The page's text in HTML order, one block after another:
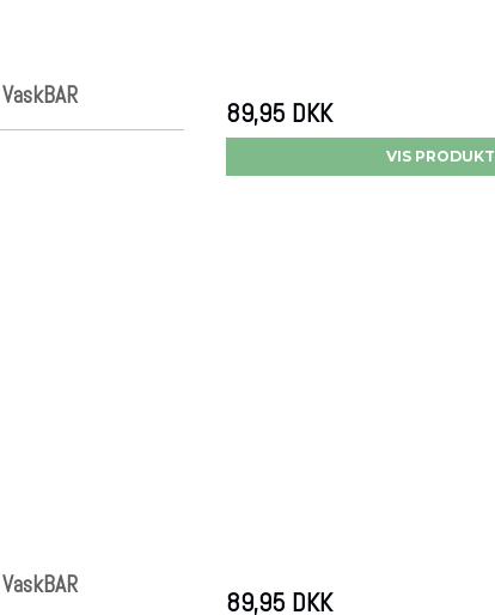
89,95 DKK
VIS PRODUKT
89,95 DKK